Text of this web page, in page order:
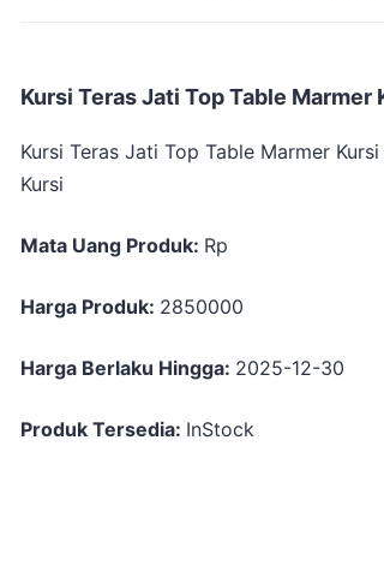
Kursi Teras Jati Top Table
Kursi Teras Jati Top Table Marmer
Kursi
Mata Uang Produk: Rp
Harga Produk: 2850000
Harga Berlaku Hingga: 2025-12-30
Produk Tersedia: InStock